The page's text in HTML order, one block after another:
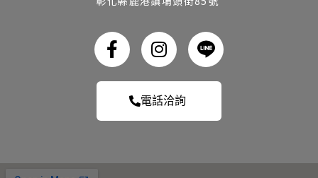
電話洽詢